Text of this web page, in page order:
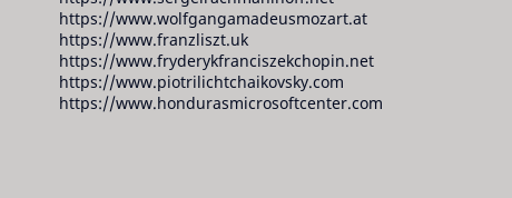
https://www.wolfgangamadeusmozart.at
https://www.franzliszt.uk
https://www.fryderykfranciszekchopin.net
https://www.piotrilichtchaikovsky.com
https://www.hondurasmicrosoftcenter.com